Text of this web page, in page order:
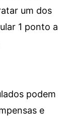
um dos
1 ponto a
podem
e